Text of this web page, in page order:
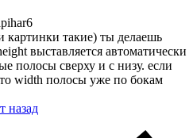
картинки такие) ты делаешь
выставляется автоматически
полосы сверху и с низу. если
width полосы уже по бокам
назад